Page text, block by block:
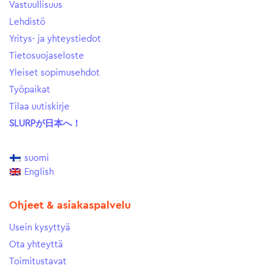
Vastuullisuus
Lehdistö
Yritys- ja yhteystiedot
Tietosuojaseloste
Yleiset sopimusehdot
Työpaikat
Tilaa uutiskirje
SLURPが日本へ！
suomi
English
Ohjeet & asiakaspalvelu
Usein kysyttyä
Ota yhteyttä
Toimitustavat